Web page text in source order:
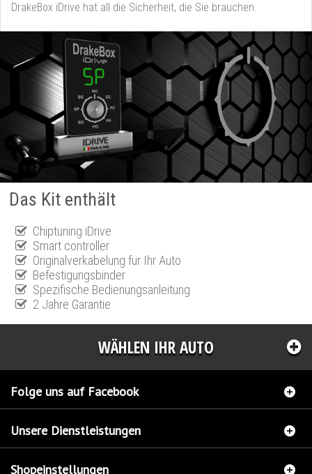
DrakeBox iDrive hat all die Sicherheit, die Sie brauchen.
Das Kit enthält
Chiptuning iDrive
Smart controller
Originalverkabelung für Ihr Auto
Befestigungsbinder
Spezifische Bedienungsanleitung
2 Jahre Garantie
WÄHLEN IHR AUTO
Folge uns auf Facebook
Unsere Dienstleistungen
Shopeinstellungen